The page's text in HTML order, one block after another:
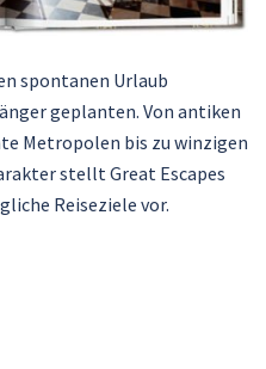
spontanen Urlaub
geplanten. Von antiken
Metropolen bis zu winzigen
stellt Great Escapes
Reiseziele vor.